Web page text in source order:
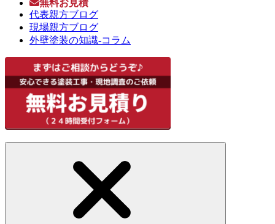
無料お見積
代表親方ブログ
現場親方ブログ
外壁塗装の知識-コラム